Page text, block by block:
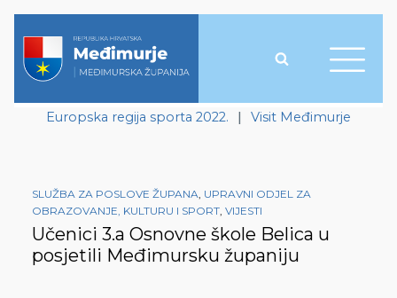
Europska regija sporta 2022. | Visit Međimurje
SLUŽBA ZA POSLOVE ŽUPANA, UPRAVNI ODJEL ZA
OBRAZOVANJE, KULTURU I SPORT, VIJESTI
Učenici 3.a Osnovne škole Belica u
posjetili Međimursku županiju